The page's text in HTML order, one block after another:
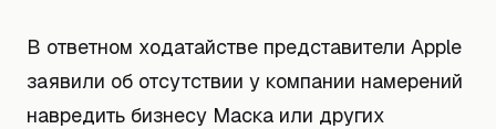
В ответном ходатайстве представители Apple
заявили об отсутствии у компании намерений
навредить бизнесу Маска или других